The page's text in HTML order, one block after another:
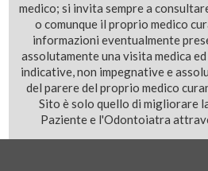
medico; si invita sempre a
o comunque il proprio medico
informazioni eventualmente
assolutamente una visita medica
indicative, non impegnative e
del parere del proprio medico
Sito è solo quello di migliorare
Paziente e l'Odontoiatra